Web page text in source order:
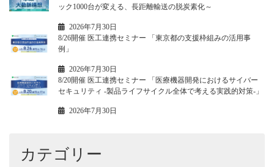
ック1000台が変える、長距離輸送の脱炭素化～
2026年7月30日
8/26開催 医工連携セミナー 「東京都の支援枠組みの活用事
例」
2026年7月30日
8/20開催 医工連携セミナー 「医療機器開発におけるサイバー
セキュリティ -製品ライフサイクル全体で考える実践的対策-」
2026年7月30日
カテゴリー